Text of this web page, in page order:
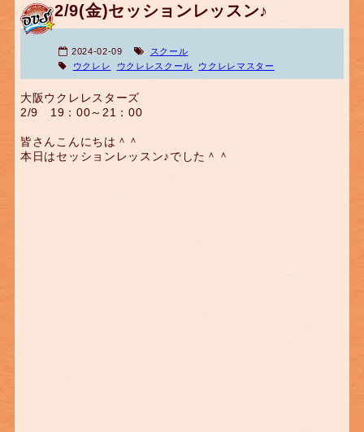
2/9(金)セッションレッスン♪
2024-02-09
スクール
ウクレレ
ウクレレスクール ウクレレマスター
大阪ウクレレスターズ
2/9 19：00～21：00
皆さんこんにちは＾＾
本日はセッションレッスン♪でした＾＾